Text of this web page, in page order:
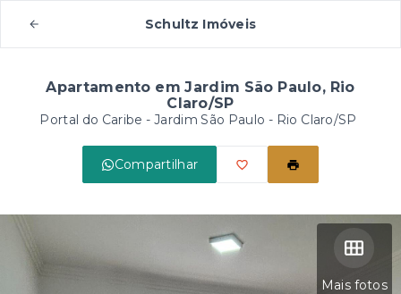
Schultz Imóveis
Apartamento em Jardim São Paulo, Rio
Claro/SP
Portal do Caribe -Jardim São Paulo - Rio Claro/SP
Compartilhar
Mais fotos